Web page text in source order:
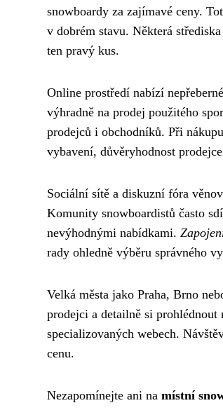
snowboardy za zajímavé ceny.
v dobrém stavu. Některá
ten pravý kus.
Online prostředí nabízí
výhradně na prodej použitého
prodejců i obchodníků. Při
vybavení, důvěryhodnost
Sociální sítě a diskuzní fóra
Komunity snowboardistů často
nevýhodnými nabídkami.
rady ohledně výběru správného
Velká města jako Praha, Brno
prodejci a detailně si
specializovaných webech.
cenu.
Nezapomínejte ani na místní